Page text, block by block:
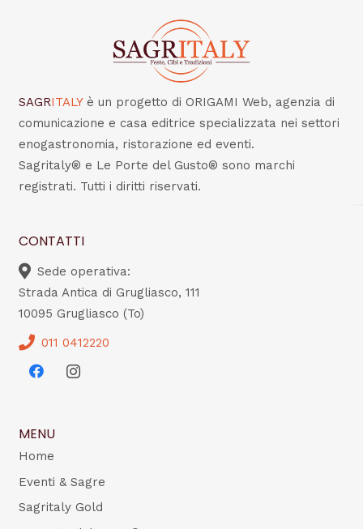
SAGRITALY è un progetto di ORIGAMI Web, agenzia di
comunicazione e casa editrice specializzata nei settori
enogastronomia, ristorazione ed eventi.
Sagritaly® e Le Porte del Gusto® sono marchi
registrati. Tutti i diritti riservati.
CONTATTI
Sede operativa:
Strada Antica di Grugliasco, 111
10095 Grugliasco (To)
011 0412220
MENU
Home
Eventi & Sagre
Sagritaly Gold